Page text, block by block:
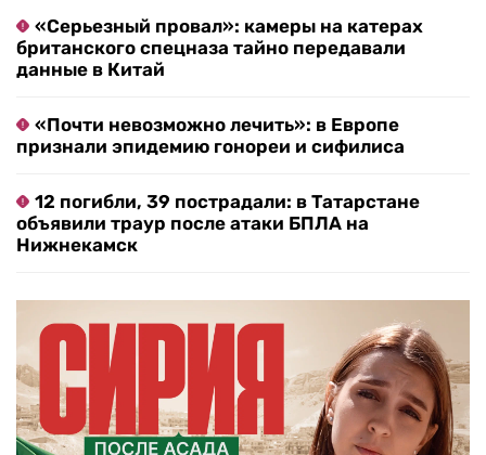
«Серьезный провал»: камеры на катерах
британского спецназа тайно передавали
данные в Китай
«Почти невозможно лечить»: в Европе
признали эпидемию гонореи и сифилиса
12 погибли, 39 пострадали: в Татарстане
объявили траур после атаки БПЛА на
Нижнекамск